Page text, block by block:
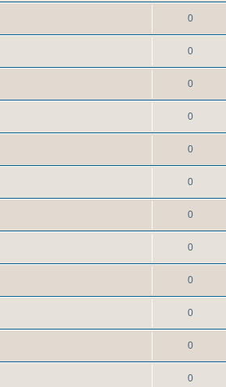
0
0
0
0
0
0
0
0
0
0
0
0